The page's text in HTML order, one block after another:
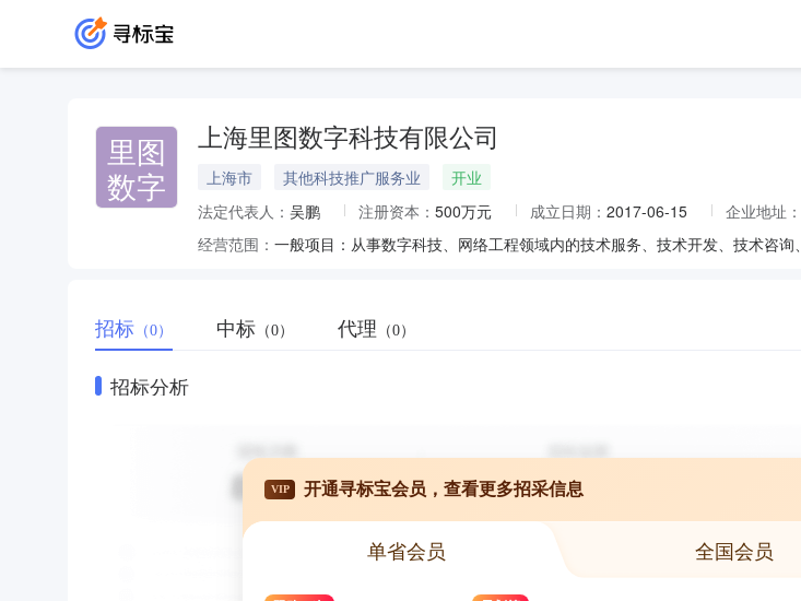
里图
数字
上海里图数字科技有限公司
上海市 其他科技推广服务业
开业
法定代表人： 吴鹏 注册资本： 500万元 成立日期： 2017-06-15 企业地址：
经营范围：
招标 （0） 中标 （0） 代理 （0）
招标分析
VIP 开通寻标宝会员，查看更多招采信息
单省会员 全国会员